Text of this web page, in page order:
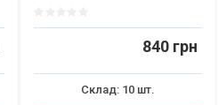
840 грн
Склад: 10 шт.